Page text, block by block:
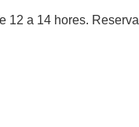
12 a 14 hores. Reserva